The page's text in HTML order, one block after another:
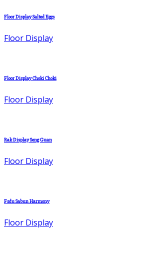
Floor Display Salted Eggs
Floor Display
Floor Display Choki Choki
Floor Display
Rak Display Seng Guan
Floor Display
Fsdu Sabun Harmony
Floor Display